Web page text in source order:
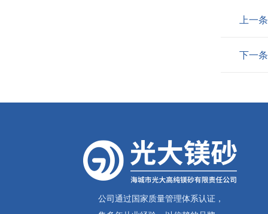
上一条
下一条
公司通过国家质量管理体系认证，